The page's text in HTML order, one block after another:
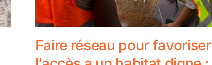
Faire réseau pour favoriser